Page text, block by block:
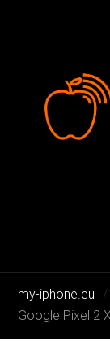
my-iphone.eu
Google Pixel 2